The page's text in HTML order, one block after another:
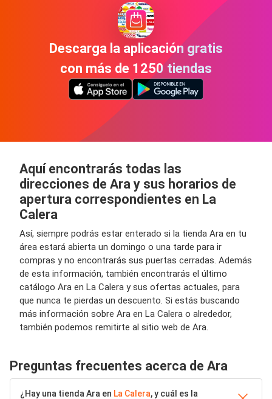
Descarga la aplicación gratis
con más de 1250 tiendas
Aquí encontrarás todas las
direcciones de Ara y sus horarios de
apertura correspondientes en La
Calera
Así, siempre podrás estar enterado si la tienda Ara en tu
área estará abierta un domingo o una tarde para ir
compras y no encontrarás sus puertas cerradas. Además
de esta información, también encontrarás el último
catálogo Ara en La Calera y sus ofertas actuales, para
que nunca te pierdas un descuento. Si estás buscando
más información sobre Ara en La Calera o alrededor,
también podemos remitirte al sitio web de Ara.
Preguntas frecuentes acerca de Ara
¿Hay una tienda Ara en La Calera, y cuál es la